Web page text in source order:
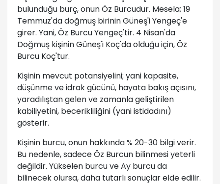
bulunduğu burç, onun Öz Burcudur. Mesela; 19
Temmuz'da doğmuş birinin Güneş'i Yengeç'e
girer. Yani, Öz Burcu Yengeç'tir. 4 Nisan'da
Doğmuş kişinin Güneş'i Koç'da olduğu için, Öz
Burcu Koç'tur.
Kişinin mevcut potansiyelini; yani kapasite,
düşünme ve idrak gücünü, hayata bakış açısını,
yaradılıştan gelen ve zamanla geliştirilen
kabiliyetini, becerikliliğini (yani istidadını)
gösterir.
Kişinin burcu, onun hakkında % 20-30 bilgi verir.
Bu nedenle, sadece Öz Burcun bilinmesi yeterli
değildir. Yükselen burcu ve Ay burcu da
bilinecek olursa, daha tutarlı sonuçlar elde edilir.